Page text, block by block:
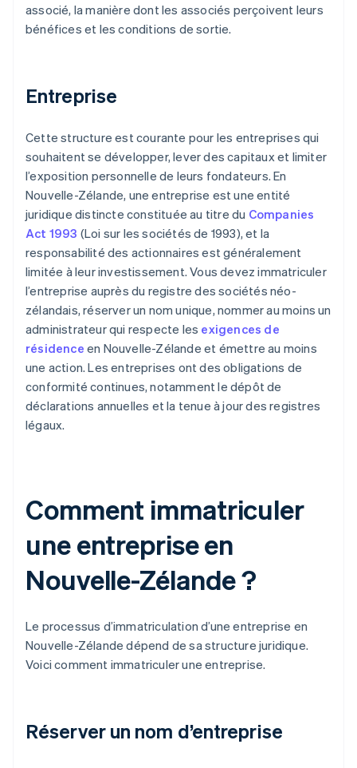
associé, la manière dont les associés perçoivent leurs
bénéfices et les conditions de sortie.
Entreprise
Cette structure est courante pour les entreprises qui
souhaitent se développer, lever des capitaux et limiter
l’exposition personnelle de leurs fondateurs. En
Nouvelle-Zélande, une entreprise est une entité
juridique distincte constituée au titre du Companies
Act 1993 (Loi sur les sociétés de 1993), et la
responsabilité des actionnaires est généralement
limitée à leur investissement. Vous devez immatriculer
l’entreprise auprès du registre des sociétés néo-
zélandais, réserver un nom unique, nommer au moins un
administrateur qui respecte les exigences de
résidence en Nouvelle-Zélande et émettre au moins
une action. Les entreprises ont des obligations de
conformité continues, notamment le dépôt de
déclarations annuelles et la tenue à jour des registres
légaux.
Comment immatriculer
une entreprise en
Nouvelle-Zélande ?
Le processus d’immatriculation d’une entreprise en
Nouvelle-Zélande dépend de sa structure juridique.
Voici comment immatriculer une entreprise.
Réserver un nom d’entreprise